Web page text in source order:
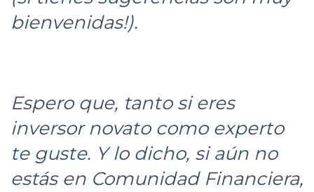
bienvenidas!).
Espero que, tanto si eres
inversor novato como experto
te guste. Y lo dicho, si aún no
estás en Comunidad Financiera,